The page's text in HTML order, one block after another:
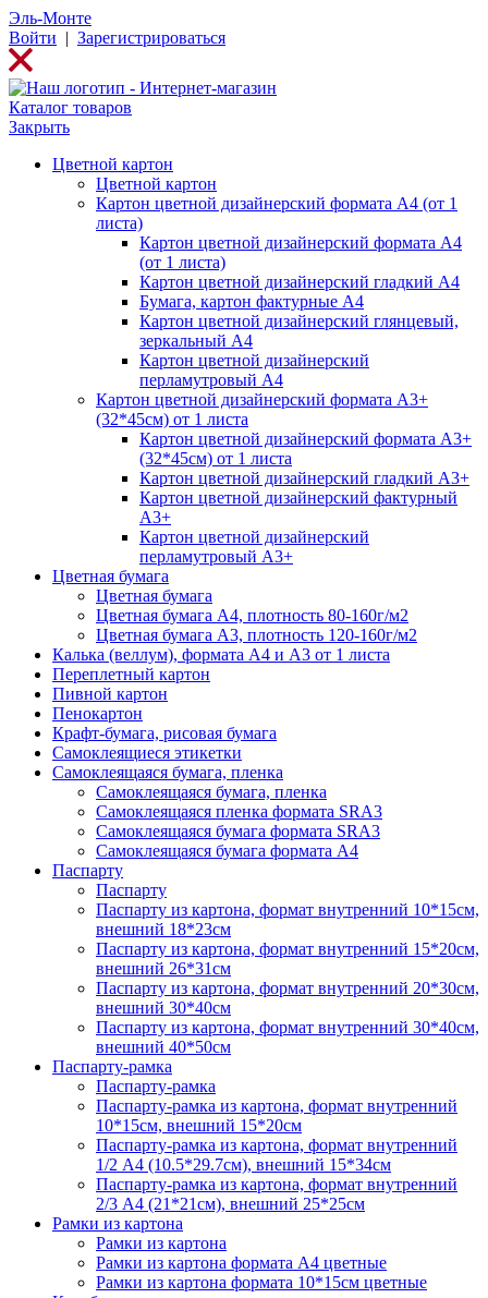
Эль-Монте
Войти | Зарегистрироваться
Каталог товаров
Закрыть
Цветной картон
Цветной картон
Картон цветной дизайнерский формата А4 (от 1
листа)
Картон цветной дизайнерский формата А4
(от 1 листа)
Картон цветной дизайнерский гладкий А4
Бумага, картон фактурные А4
Картон цветной дизайнерский глянцевый,
зеркальный А4
Картон цветной дизайнерский
перламутровый А4
Картон цветной дизайнерский формата А3+
(32*45см) от 1 листа
Картон цветной дизайнерский формата А3+
(32*45см) от 1 листа
Картон цветной дизайнерский гладкий А3+
Картон цветной дизайнерский фактурный
А3+
Картон цветной дизайнерский
перламутровый А3+
Цветная бумага
Цветная бумага
Цветная бумага А4, плотность 80-160г/м2
Цветная бумага А3, плотность 120-160г/м2
Калька (веллум), формата А4 и А3 от 1 листа
Переплетный картон
Пивной картон
Пенокартон
Крафт-бумага, рисовая бумага
Самоклеящиеся этикетки
Самоклеящаяся бумага, пленка
Самоклеящаяся бумага, пленка
Самоклеящаяся пленка формата SRА3
Самоклеящаяся бумага формата SRА3
Самоклеящаяся бумага формата А4
Паспарту
Паспарту
Паспарту из картона, формат внутренний 10*15см,
внешний 18*23см
Паспарту из картона, формат внутренний 15*20см,
внешний 26*31см
Паспарту из картона, формат внутренний 20*30см,
внешний 30*40см
Паспарту из картона, формат внутренний 30*40см,
внешний 40*50см
Паспарту-рамка
Паспарту-рамка
Паспарту-рамка из картона, формат внутренний
10*15см, внешний 15*20см
Паспарту-рамка из картона, формат внутренний
1/2 А4 (10.5*29.7см), внешний 15*34см
Паспарту-рамка из картона, формат внутренний
2/3 А4 (21*21см), внешний 25*25см
Рамки из картона
Рамки из картона
Рамки из картона формата А4 цветные
Рамки из картона формата 10*15см цветные